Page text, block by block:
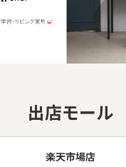
出店モール
楽天市場店